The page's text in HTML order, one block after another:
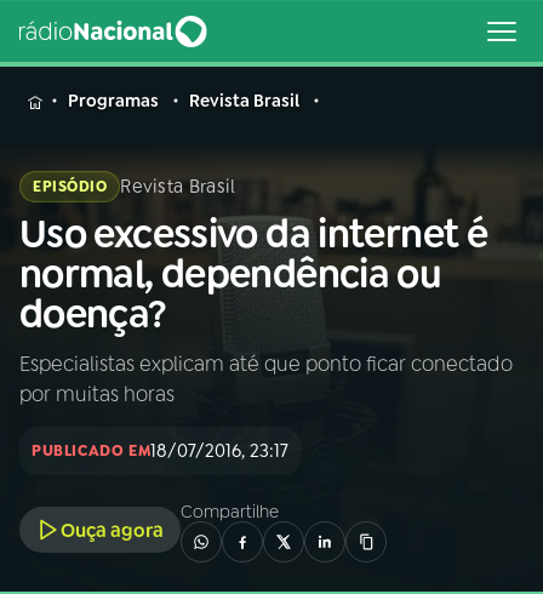
MENU
Buscar
na
Rádio
Nacional
Buscar
AO VIVO
INÍCIO
A RÁDIO
Programas Revista Brasil
EPISÓDIO Revista Brasil
Uso excessivo da internet é
normal, dependência ou
doença?
Especialistas explicam até que ponto ficar conectado
por muitas horas
PUBLICADO EM18/07/2016, 23:17
Ouça agora
Compartilhe